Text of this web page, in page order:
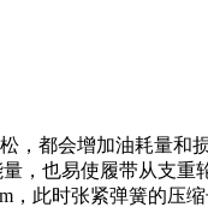
都会增加油耗量和
，也易使履带从支重
，此时张紧弹簧的压